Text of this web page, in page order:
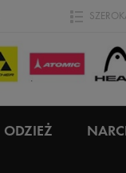
ODZIEŻ